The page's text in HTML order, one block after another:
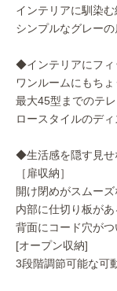
インテリアに馴染
シンプルなグレーの
◆インテリアにフィ
ワンルームにもちょ
最大45型までのテレ
ロースタイルのディ
◆生活感を隠す見せ
［扉収納］
開け閉めがスムーズ
内部に仕切り板が
背面にコード穴がつ
[オープン収納]
3段階調節可能な可